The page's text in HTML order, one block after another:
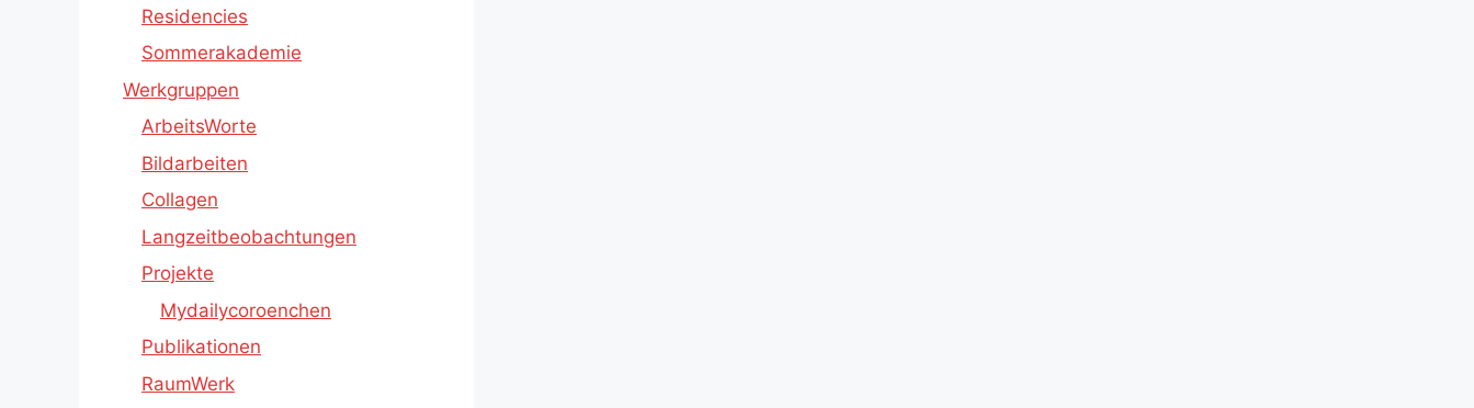
Residencies
Sommerakademie
Werkgruppen
ArbeitsWorte
Bildarbeiten
Collagen
Langzeitbeobachtungen
Projekte
Mydailycoroenchen
Publikationen
RaumWerk